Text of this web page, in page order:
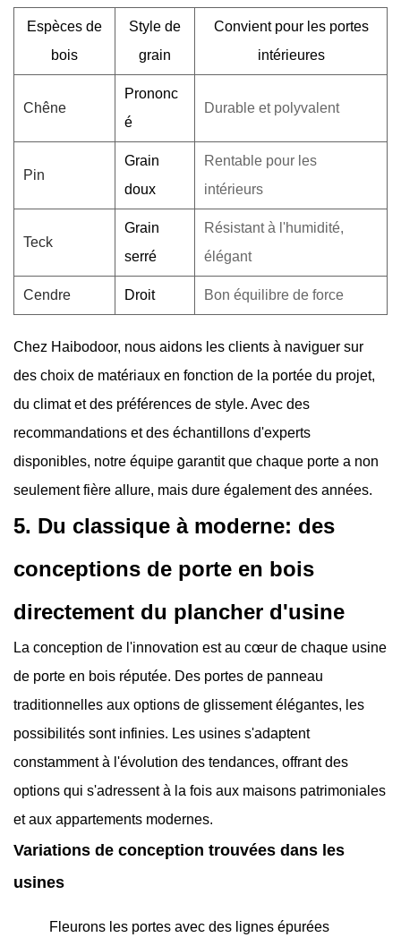
Espèces de
bois
Style de
grain
Convient pour les portes
intérieures
Chêne
Prononc
é
Durable et polyvalent
Pin
Grain
doux
Rentable pour les
intérieurs
Teck
Grain
serré
Résistant à l'humidité,
élégant
Cendre Droit Bon équilibre de force
Chez Haibodoor, nous aidons les clients à naviguer sur
des choix de matériaux en fonction de la portée du projet,
du climat et des préférences de style. Avec des
recommandations et des échantillons d'experts
disponibles, notre équipe garantit que chaque porte a non
seulement fière allure, mais dure également des années.
5. Du classique à moderne: des
conceptions de porte en bois
directement du plancher d'usine
La conception de l'innovation est au cœur de chaque usine
de porte en bois réputée. Des portes de panneau
traditionnelles aux options de glissement élégantes, les
possibilités sont infinies. Les usines s'adaptent
constamment à l'évolution des tendances, offrant des
options qui s'adressent à la fois aux maisons patrimoniales
et aux appartements modernes.
Variations de conception trouvées dans les
usines
Fleurons les portes avec des lignes épurées